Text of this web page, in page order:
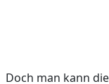
Doch man kann